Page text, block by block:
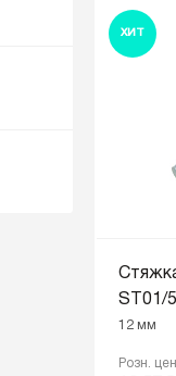
ХИТ
ST01/
12 мм
Розн.